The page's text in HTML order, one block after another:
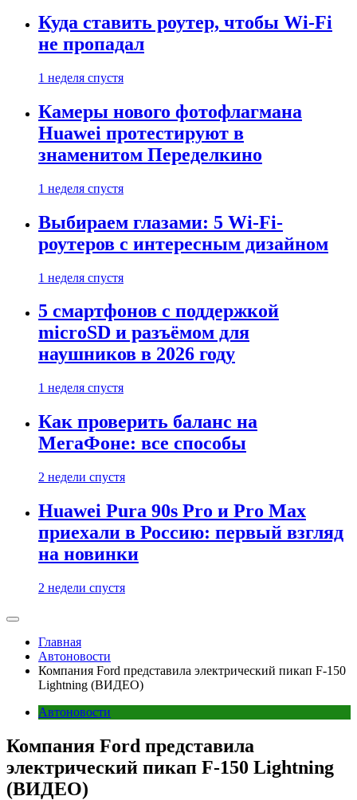
Куда ставить роутер, чтобы Wi-Fi
не пропадал
1 неделя спустя
Камеры нового фотофлагмана
Huawei протестируют в
знаменитом Переделкино
1 неделя спустя
Выбираем глазами: 5 Wi-Fi-
роутеров с интересным дизайном
1 неделя спустя
5 смартфонов с поддержкой
microSD и разъёмом для
наушников в 2026 году
1 неделя спустя
Как проверить баланс на
МегаФоне: все способы
2 недели спустя
Huawei Pura 90s Pro и Pro Max
приехали в Россию: первый взгляд
на новинки
2 недели спустя
Главная
Автоновости
Компания Ford представила электрический пикап F-150
Lightning (ВИДЕО)
Автоновости
Компания Ford представила
электрический пикап F-150 Lightning
(ВИДЕО)